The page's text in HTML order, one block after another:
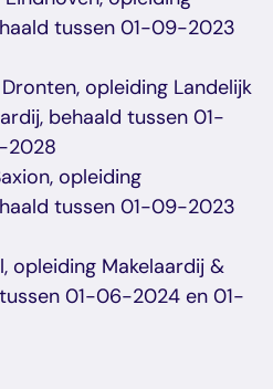
tussen 01-09-2023
opleiding Landelijk
behaald tussen 01-
2028
opleiding
tussen 01-09-2023
opleiding Makelaardij &
01-06-2024 en 01-